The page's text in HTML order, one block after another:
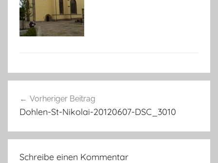
Vorheriger Beitrag
Dohlen-St-Nikolai-20120607-DSC_3010
Schreibe einen Kommentar